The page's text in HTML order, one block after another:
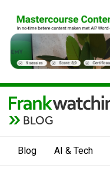
BLOG
Blog AI & Tech